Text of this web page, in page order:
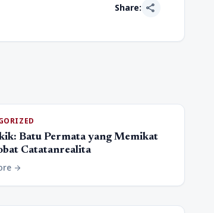
Share: share
Batu Permata yang Memikat
Catatanrealita
arrow_forward